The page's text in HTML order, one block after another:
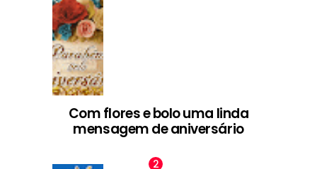
Com flores e bolo uma linda
mensagem de aniversário